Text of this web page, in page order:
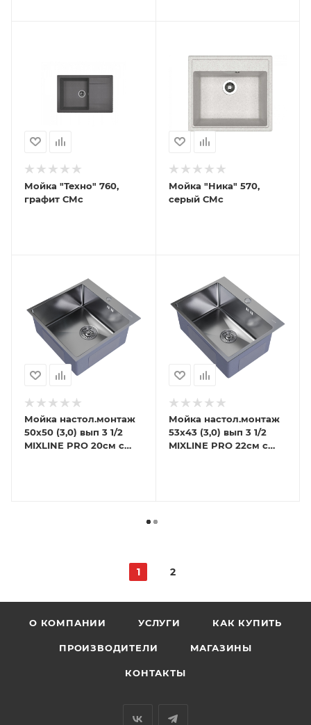
Мойка "Техно" 760,
графит СМс
Мойка "Ника" 570,
серый СМс
Мойка настол.монтаж
50х50 (3,0) вып 3 1/2
MIXLINE PRO 20см с
Мойка настол.монтаж
53х43 (3,0) вып 3 1/2
MIXLINE PRO 22см с
1 2
О КОМПАНИИ УСЛУГИ КАК КУПИТЬ
ПРОИЗВОДИТЕЛИ МАГАЗИНЫ
КОНТАКТЫ